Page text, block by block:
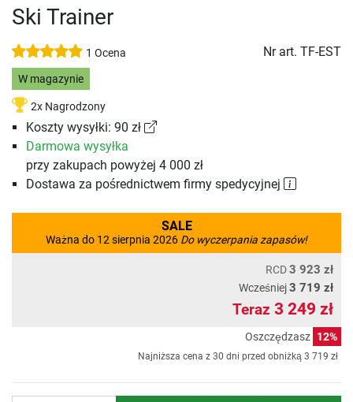
Ski Trainer
1 Ocena Nr art. TF-EST
W magazynie
2x Nagrodzony
Koszty wysyłki: 90 zł
Darmowa wysyłka
przy zakupach powyżej 4 000 zł
Dostawa za pośrednictwem firmy spedycyjnej
SALE
Ważna do 12 sierpnia 2026 Do wyczerpania zapasów!
RCD3 923 zł
Wcześniej3 719 zł
Teraz 3 249 zł
Oszczędzasz 12%
Najniższa cena z 30 dni przed obniżką 3 719 zł